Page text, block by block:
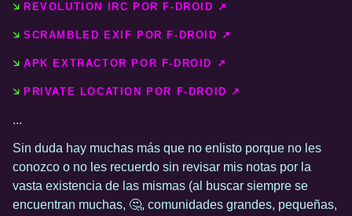
REVOLUTION IRC POR F-DROID ↗️
SCRAMBLED EXIF POR F-DROID ↗️
APK EXTRACTOR POR F-DROID ↗️
PRIVATE LOCATION POR F-DROID ↗️
...
Sin duda hay muchas más que no enlisto porque no les
conozco o no les recuerdo sin revisar mis notas por la
vasta existencia de las mismas (al buscar siempre se
encuentran muchas, 🤔, comunidades grandes, pequeñas,